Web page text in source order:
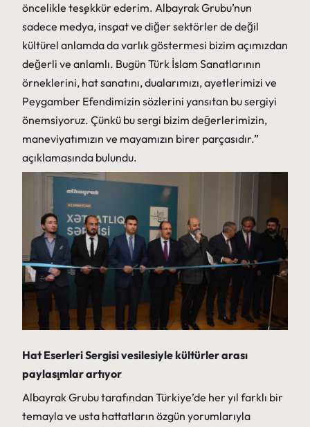
öncelikle teşekkür ederim. Albayrak Grubu’nun
sadece medya, inşaat ve diğer sektörler de değil
kültürel anlamda da varlık göstermesi bizim açımızdan
değerli ve anlamlı. Bugün Türk İslam Sanatlarının
örneklerini, hat sanatını, dualarımızı, ayetlerimizi ve
Peygamber Efendimizin sözlerini yansıtan bu sergiyi
önemsiyoruz. Çünkü bu sergi bizim değerlerimizin,
maneviyatımızın ve mayamızın birer parçasıdır.”
açıklamasında bulundu.
Hat Eserleri Sergisi vesilesiyle kültürler arası
paylaşımlar artıyor
Albayrak Grubu tarafından Türkiye’de her yıl farklı bir
temayla ve usta hattatların özgün yorumlarıyla